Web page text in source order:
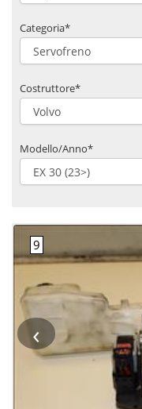
Categoria*
Costruttore*
Modello/Anno*
‹